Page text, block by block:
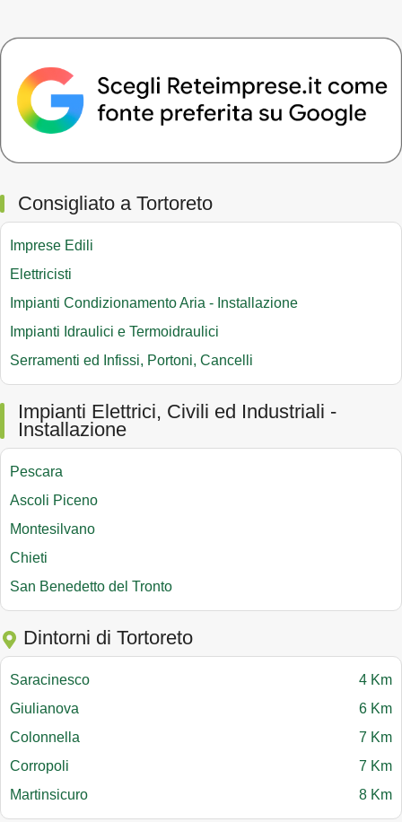
Consigliato a Tortoreto
Imprese Edili
Elettricisti
Impianti Condizionamento Aria - Installazione
Impianti Idraulici e Termoidraulici
Serramenti ed Infissi, Portoni, Cancelli
Impianti Elettrici, Civili ed Industriali -
Installazione
Pescara
Ascoli Piceno
Montesilvano
Chieti
San Benedetto del Tronto
Dintorni di Tortoreto
Saracinesco
4 Km
Giulianova
6 Km
Colonnella
7 Km
Corropoli
7 Km
Martinsicuro
8 Km